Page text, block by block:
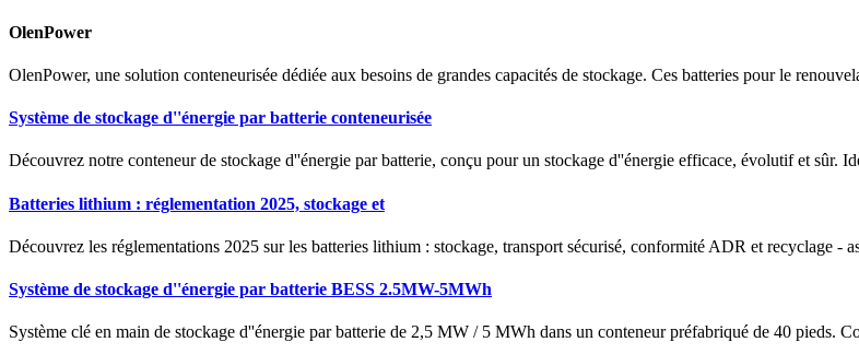
OlenPower
OlenPower, une solution conteneurisée dédiée aux besoins de grandes capacités de stockage. Ces batteries pour le
Système de stockage d''énergie par batterie conteneurisée
Découvrez notre conteneur de stockage d''énergie par batterie, conçu pour un stockage d''énergie efficace, évolutif et sûr.
Batteries lithium : réglementation 2025, stockage et
Découvrez les réglementations 2025 sur les batteries lithium : stockage, transport sécurisé, conformité ADR et recyclage -
Système de stockage d''énergie par batterie BESS 2.5MW-5MWh
Système clé en main de stockage d''énergie par batterie de 2,5 MW / 5 MWh dans un conteneur préfabriqué de 40 pieds.